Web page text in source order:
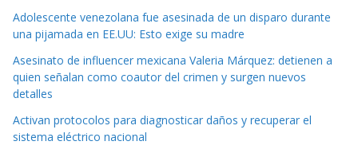
Adolescente venezolana fue asesinada de un disparo durante
una pijamada en EE.UU: Esto exige su madre
Asesinato de influencer mexicana Valeria Márquez: detienen a
quien señalan como coautor del crimen y surgen nuevos
detalles
Activan protocolos para diagnosticar daños y recuperar el
sistema eléctrico nacional